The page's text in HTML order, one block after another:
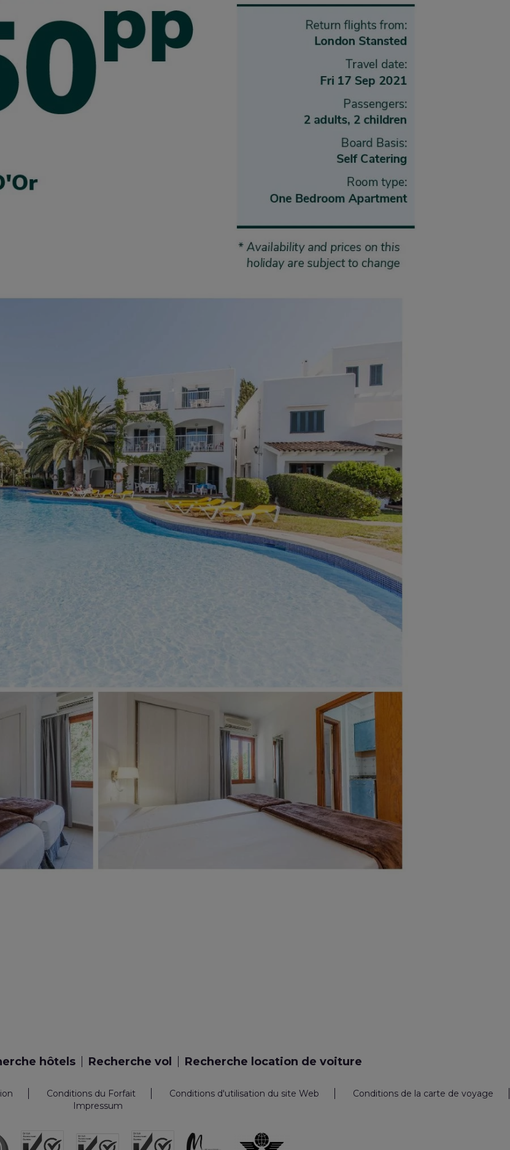
hôtels Recherche vol Recherche location de voiture
Conditions du Forfait Conditions d'utilisation du site Web
Conditions de la carte de voyage
Impressum